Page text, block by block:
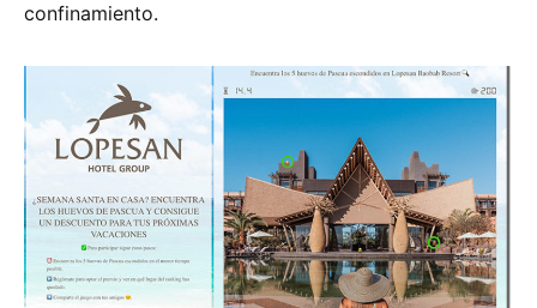
confinamiento.